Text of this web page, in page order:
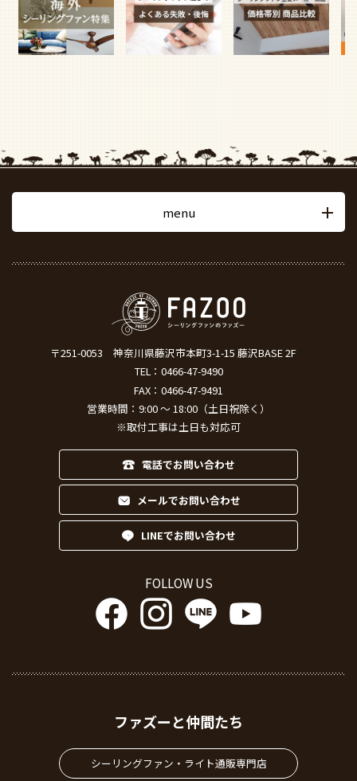
menu
〒251-0053
神奈川県藤沢市本町3-1-15 藤沢BASE 2F
TEL： 0466-47-9490
FAX：0466-47-9491
営業時間：9:00 ～ 18:00（土日祝除く）
※取付工事は土日も対応可
電話でお問い合わせ
メールでお問い合わせ
LINEでお問い合わせ
FOLLOW US
ファズーと仲間たち
シーリングファン・ライト通販専門店